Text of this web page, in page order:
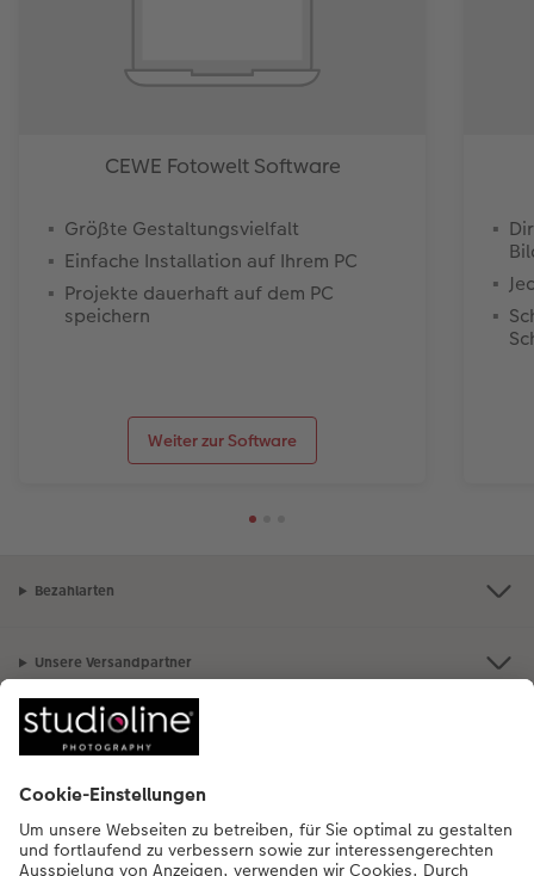
CEWE Fotowelt Software
Größte Gestaltungsvielfalt
Einfache Installation auf Ihrem PC
Projekte dauerhaft auf dem PC
speichern
Weiter zur Software
Bezahlarten
Unsere Versandpartner
Qualität & Sicherheit
Nachhaltigkeit bei CEWE